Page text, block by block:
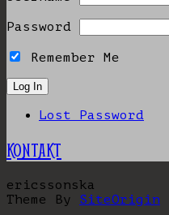
Password
Remember Me
Lost Password
KONTAKT
ericssonska
Theme By SiteOrigin